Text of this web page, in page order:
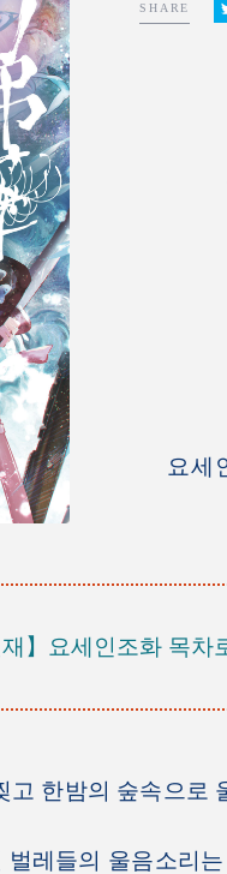
SHARE
요세
재】요세인조화 목차
한밤의 숲속으로
레들의 울음소리